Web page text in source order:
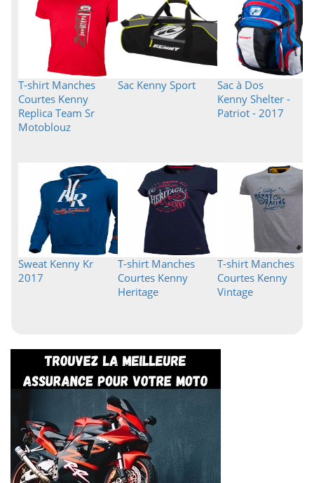
T-shirt Manches
Courtes Kenny
Replica Team Sr
Motoblouz
Sac Kenny Sport
Sac à Dos
Kenny Shelter -
Patriot - 2017
Sweat Kenny Kr
2017
T-shirt Manches
Courtes Kenny
Heritage
T-shirt Manches
Courtes Kenny
Vintage